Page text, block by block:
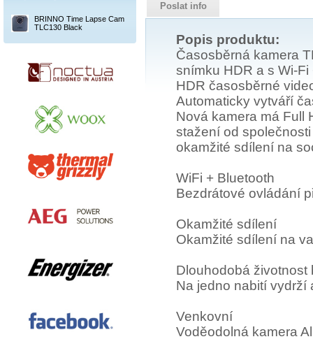
Poslat info
Popis produktu:
Časosběrná kamera
snímku HDR a s Wi-Fi
HDR časosběrné
Automaticky vytváří
Nová kamera má Full
stažení od
okamžité sdílení na
WiFi + Bluetooth
Bezdrátové ovládání
Okamžité sdílení
Okamžité sdílení na
Dlouhodobá životnost
Na jedno nabití vydrží
Venkovní
Voděodolná kamera
BRINNO Time Lapse Cam
TLC130 Black